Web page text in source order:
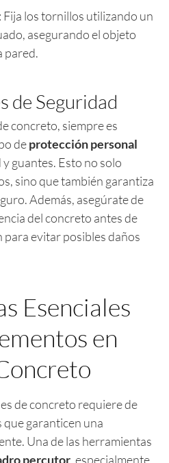
: Fija los tornillos utilizando un
asegurando el objeto
pared.
de Seguridad
concreto, siempre es
deprotección personal
guantes. Esto no solo
sino que también garantiza
Además, asegúrate de
del concreto antes de
evitar posibles daños
Esenciales
en
de concreto requiere de
garanticen una
Una de las herramientas
percutor , especialmente